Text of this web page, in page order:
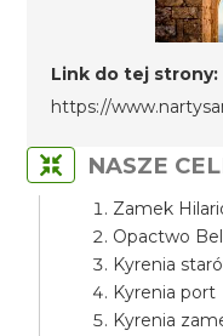
Link do tej strony:
https://
NASZE
Zamek
Opactwo
Kyrenia
Kyrenia port
Kyrenia